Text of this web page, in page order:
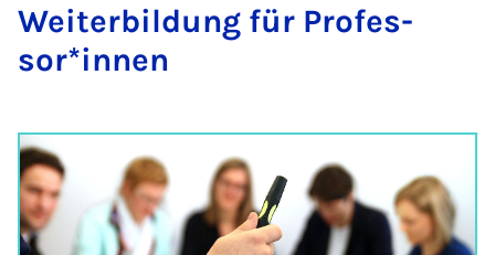
Wei­ter­bil­dung für Pro­fes­
sor*in­nen